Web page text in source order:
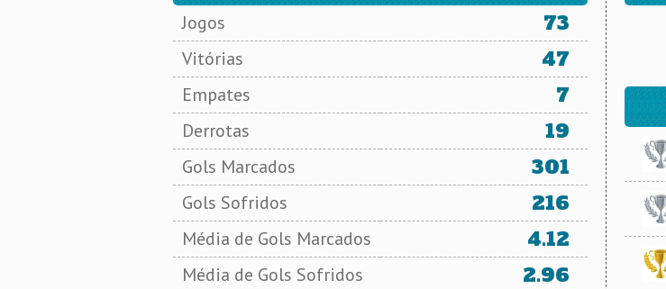
Jogos 73
Vitórias 47
Empates 7
Derrotas 19
Gols Marcados 301
Gols Sofridos 216
Média de Gols Marcados 4.12
Média de Gols Sofridos 2.96